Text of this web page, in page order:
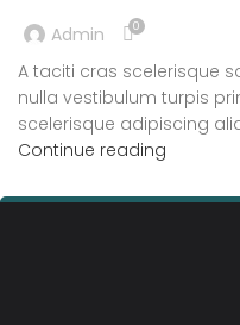
Admin 0
A taciti cras scelerisque
nulla vestibulum turpis
scelerisque adipiscing
Continue reading